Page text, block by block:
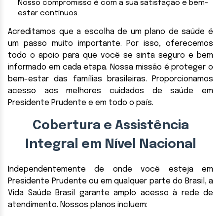
Nosso compromisso é com a sua satisfação e bem-
estar contínuos.
Acreditamos que a escolha de um plano de saúde é
um passo muito importante. Por isso, oferecemos
todo o apoio para que você se sinta seguro e bem
informado em cada etapa. Nossa missão é proteger o
bem-estar das famílias brasileiras. Proporcionamos
acesso aos melhores cuidados de saúde em
Presidente Prudente e em todo o país.
Cobertura e Assistência
Integral em Nível Nacional
Independentemente de onde você esteja em
Presidente Prudente ou em qualquer parte do Brasil, a
Vida Saúde Brasil garante amplo acesso à rede de
atendimento. Nossos planos incluem: